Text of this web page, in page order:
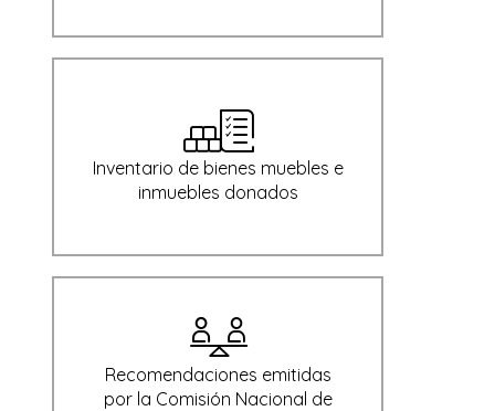
Inventario de bienes muebles e
inmuebles donados
Recomendaciones emitidas
por la Comisión Nacional de